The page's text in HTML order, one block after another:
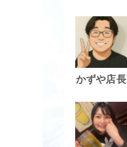
かずや店長